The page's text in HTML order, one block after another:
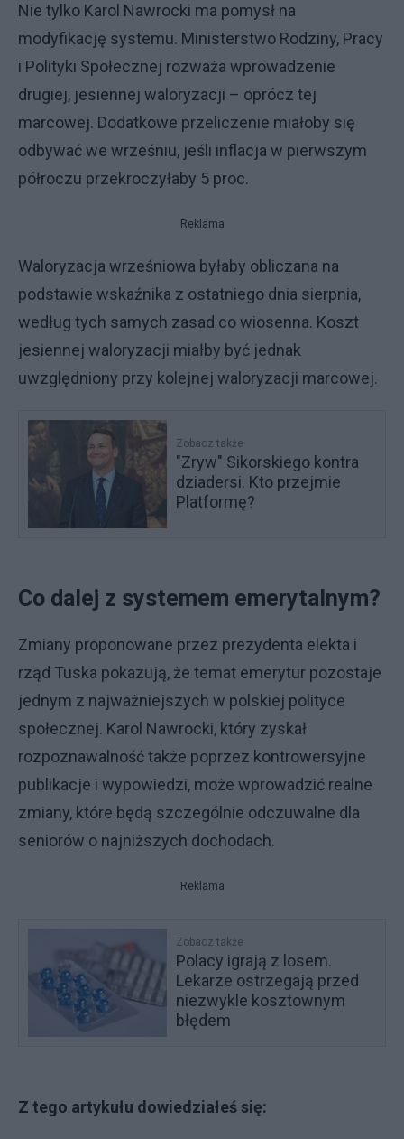
Nie tylko Karol Nawrocki ma pomysł na
modyfikację systemu. Ministerstwo Rodziny, Pracy
i Polityki Społecznej rozważa wprowadzenie
drugiej, jesiennej waloryzacji – oprócz tej
marcowej. Dodatkowe przeliczenie miałoby się
odbywać we wrześniu, jeśli inflacja w pierwszym
półroczu przekroczyłaby 5 proc.
Reklama
Waloryzacja wrześniowa byłaby obliczana na
podstawie wskaźnika z ostatniego dnia sierpnia,
według tych samych zasad co wiosenna. Koszt
jesiennej waloryzacji miałby być jednak
uwzględniony przy kolejnej waloryzacji marcowej.
Zobacz także
"Zryw" Sikorskiego kontra
dziadersi. Kto przejmie
Platformę?
Co dalej z systemem emerytalnym?
Zmiany proponowane przez prezydenta elekta i
rząd Tuska pokazują, że temat emerytur pozostaje
jednym z najważniejszych w polskiej polityce
społecznej. Karol Nawrocki, który zyskał
rozpoznawalność także poprzez kontrowersyjne
publikacje i wypowiedzi, może wprowadzić realne
zmiany, które będą szczególnie odczuwalne dla
seniorów o najniższych dochodach.
Reklama
Zobacz także
Polacy igrają z losem.
Lekarze ostrzegają przed
niezwykle kosztownym
błędem
Z tego artykułu dowiedziałeś się: